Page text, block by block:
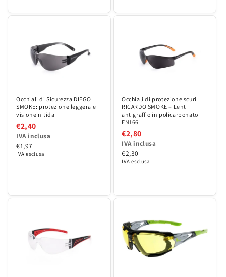
Occhiali di Sicurezza DIEGO
SMOKE: protezione leggera e
visione nitida
€2,40
IVA inclusa
€1,97
IVA esclusa
Occhiali di protezione scuri
RICARDO SMOKE – Lenti
antigraffio in policarbonato
EN166
€2,80
IVA inclusa
€2,30
IVA esclusa